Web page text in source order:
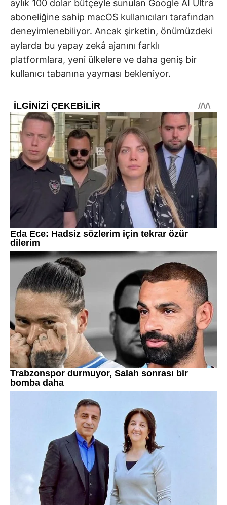
aylık 100 dolar bütçeyle sunulan Google AI Ultra
aboneliğine sahip macOS kullanıcıları tarafından
deneyimlenebiliyor. Ancak şirketin, önümüzdeki
aylarda bu yapay zekâ ajanını farklı
platformlara, yeni ülkelere ve daha geniş bir
kullanıcı tabanına yayması bekleniyor.